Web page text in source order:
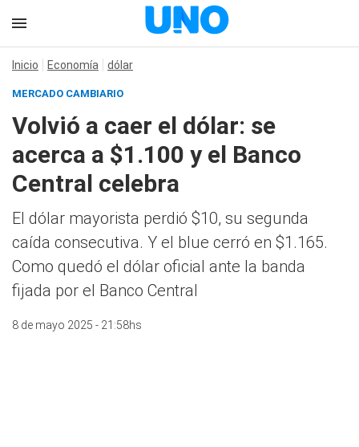
Inicio Economía dólar
MERCADO CAMBIARIO
Volvió a caer el dólar: se
acerca a $1.100 y el Banco
Central celebra
El dólar mayorista perdió $10, su segunda
caída consecutiva. Y el blue cerró en $1.165.
Como quedó el dólar oficial ante la banda
fijada por el Banco Central
8 de mayo 2025 - 21:58hs